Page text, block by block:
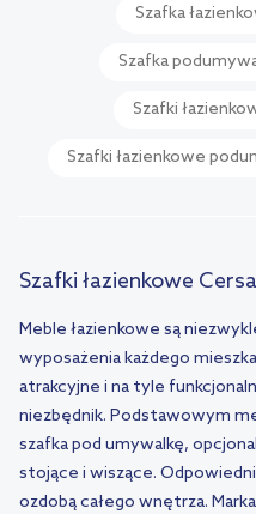
Szafka
Szafka
Szafki
Szafki łazienkowe
Szafki łazienkowe
Meble łazienkowe są
wyposażenia każdego
atrakcyjne i na tyle
niezbędnik. Podstawowym
szafka pod umywalkę,
stojące i wiszące.
ozdobą całego wnętrza.